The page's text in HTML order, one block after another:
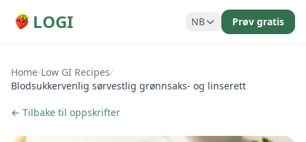
LOGI NB Prøv gratis
Home/Low GI Recipes/
Blodsukkervenlig sørvestlig grønnsaks- og linserett
← Tilbake til oppskrifter